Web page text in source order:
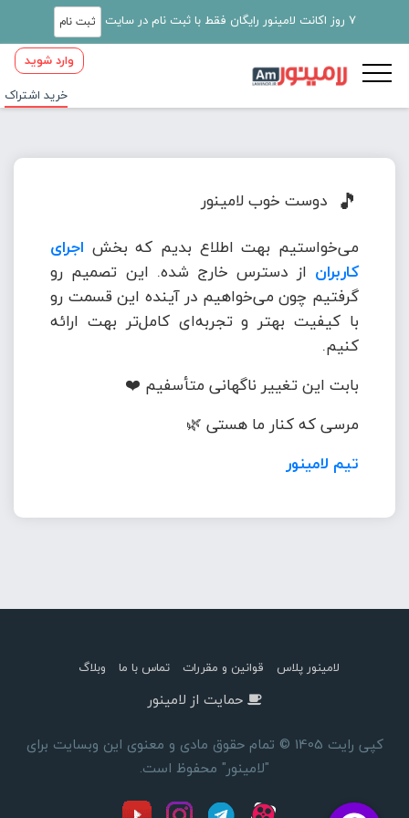
7 روز اکانت لامینور رایگان فقط با ثبت نام در سایت ثبت نام
وارد شوید
خرید اشتراک
🎵 دوست خوب لامینور
می‌خواستیم بهت اطلاع بدیم که بخش اجرای
کاربران از دسترس خارج شده. این تصمیم رو
گرفتیم چون می‌خواهیم در آینده این قسمت رو
با کیفیت بهتر و تجربه‌ای کامل‌تر بهت ارائه
کنیم.
بابت این تغییر ناگهانی متأسفیم ❤️
مرسی که کنار ما هستی 🌿
تیم لامینور
لامینور پلاس قوانین و مقررات تماس با ما وبلاگ
حمایت از لامینور
کپی رایت 1405 © تمام حقوق مادی و معنوی این وبسایت برای
"لامینور" محفوظ است.